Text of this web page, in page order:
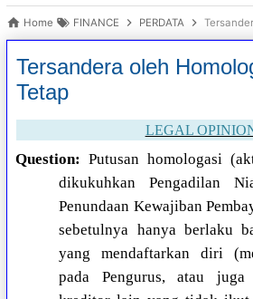
Home FINANCE PERDATA
Tersandera oleh
Tetap
LEGAL
Question: Putusan homologasi
dikukuhkan Pengadilan
Penundaan Kewajiban
sebetulnya hanya berlaku
yang mendaftarkan diri
pada Pengurus, atau